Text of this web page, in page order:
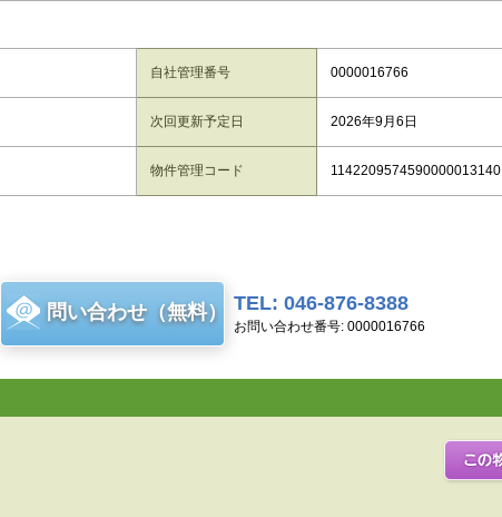
自社管理番号 0000016766
次回更新予定日 2026年9月6日
物件管理コード 1142209574590000013140
問い合わせ（無料） TEL: 046-876-8388
お問い合わせ番号: 0000016766